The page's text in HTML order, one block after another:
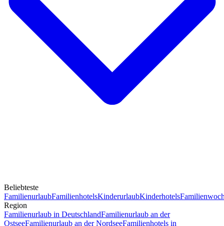
Beliebteste
FamilienurlaubFamilienhotelsKinderurlaubKinderhotels
Region
Familienurlaub in DeutschlandFamilienurlaub an der
OstseeFamilienurlaub an der NordseeFamilienhotels in